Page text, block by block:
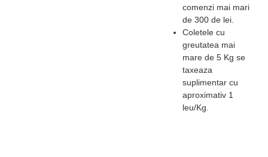
comenzi mai mari
de 300 de lei.
Coletele cu
greutatea mai
mare de 5 Kg se
taxeaza
suplimentar cu
aproximativ 1
leu/Kg.